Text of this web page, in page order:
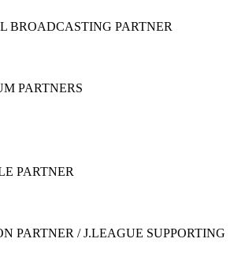
BROADCASTING PARTNER
PARTNERS
PARTNER
PARTNER / J.LEAGUE SUPPORTING